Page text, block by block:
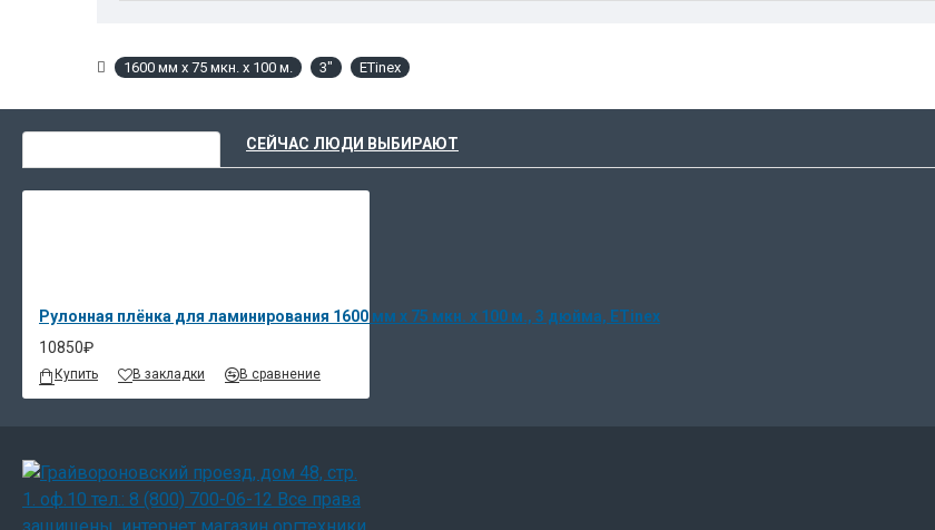
1600 мм х 75 мкн. x 100 м. 3" ETinex
СЕЙЧАС ЛЮДИ ВЫБИРАЮТ
Рулонная плёнка для ламинирования 1600 мм х 75 мкн. x 100 м., 3 дюйма, ETinex
10850₽
Купить В закладки В сравнение